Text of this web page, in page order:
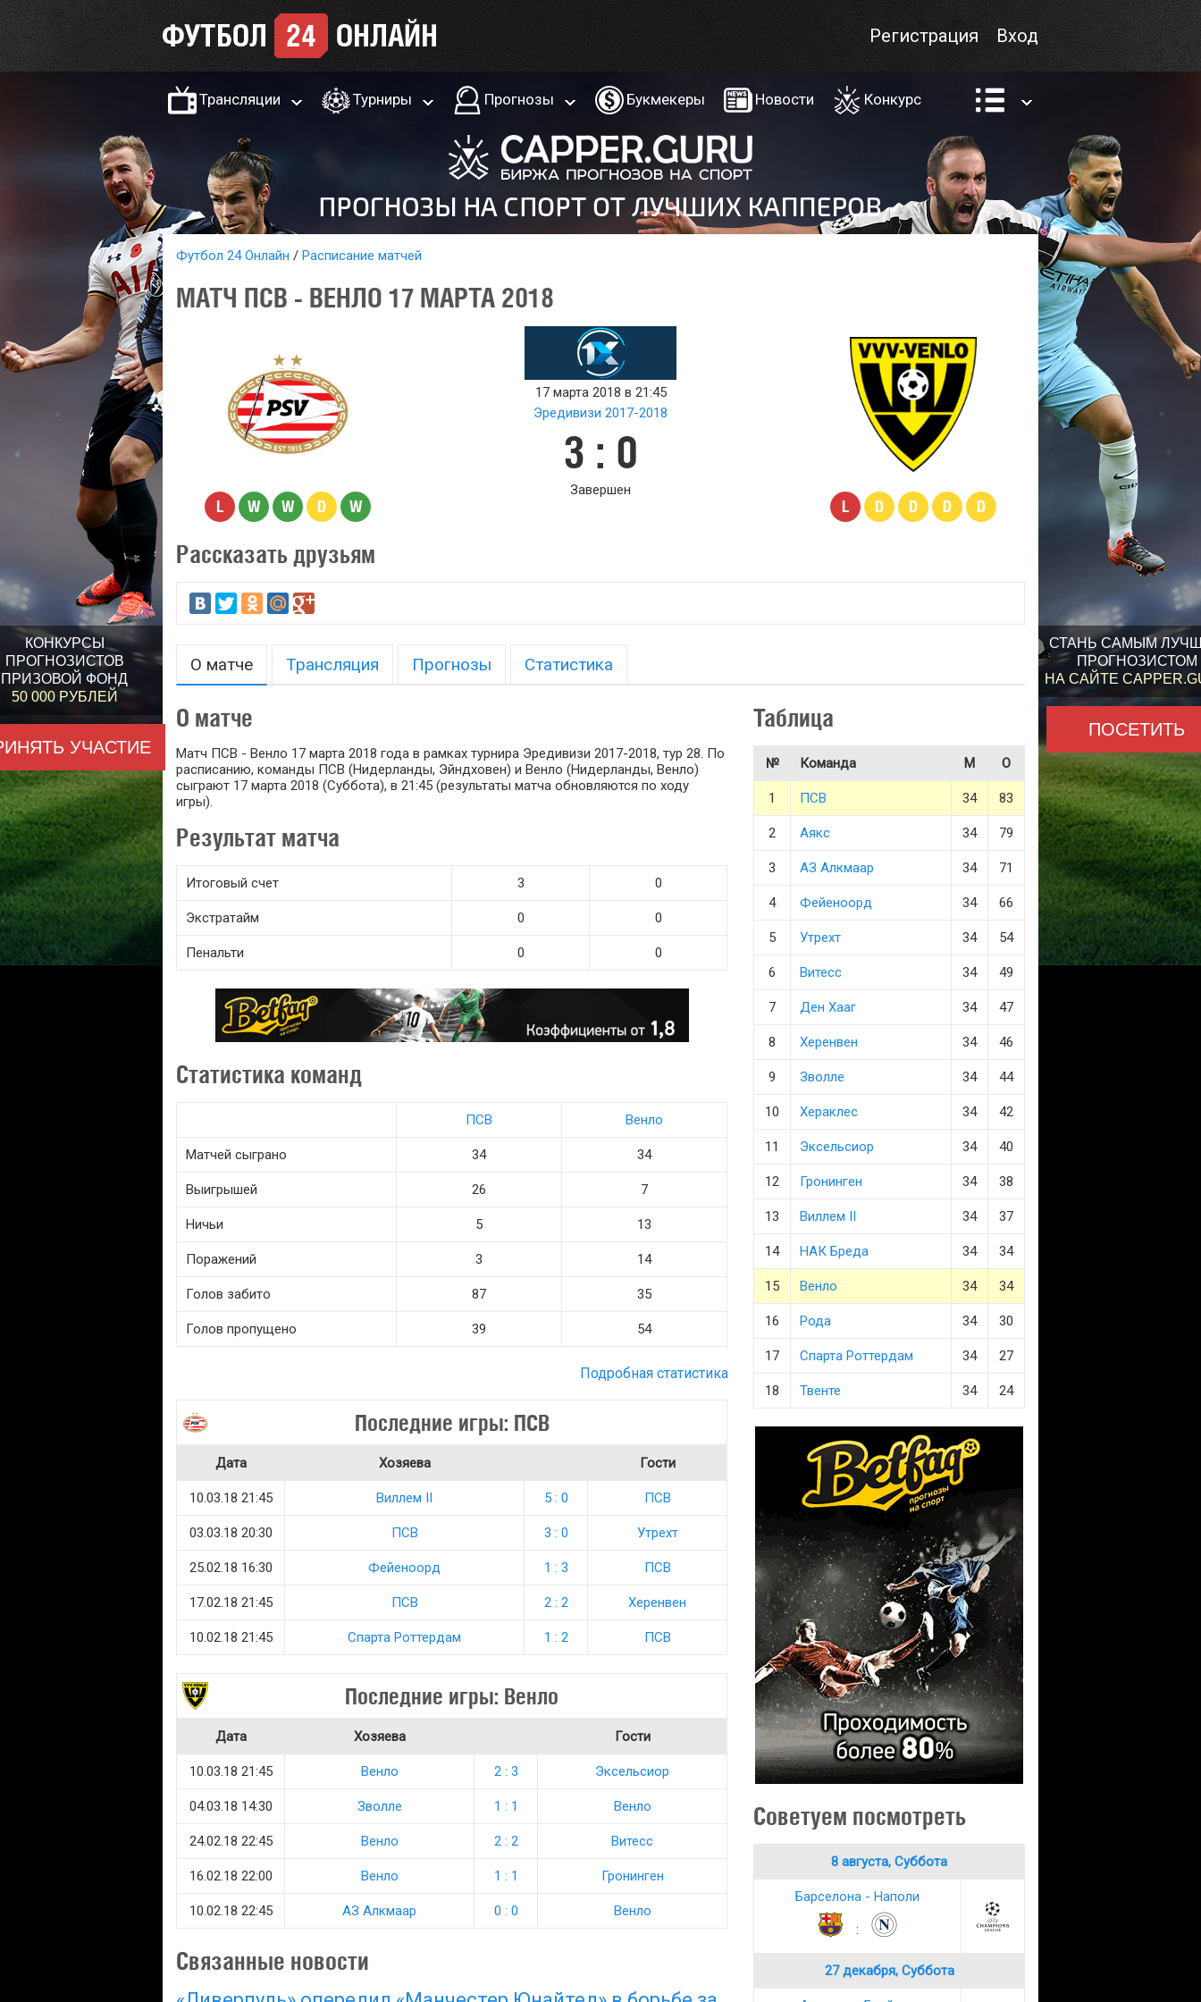
КОНКУРСЫ
ПРОГНОЗИСТОВ
ПРИЗОВОЙ ФОНД
50 000 РУБЛЕЙ
УЧАСТИЕ
СТАНЬ САМЫМ
ПРОГНОЗИСТОМ
НА САЙТЕ
ПОСЕТИТЬ
Вход
Регистрация
Трансляции Турниры Прогнозы Букмекеры Новости Конкурс
Футбол 24 Онлайн Расписание матчей
МАТЧ ПСВ - ВЕНЛО 17 МАРТА 2018
L W W D W
17 марта 2018 в 21:45
Эредивизи 2017-2018
3 : 0
Завершен
L D D D D
Рассказать друзьям
О матче Трансляция Прогнозы Статистика
О матче
Матч ПСВ - Венло 17 марта 2018 года в рамках турнира Эредивизи 2017-2018, тур 28. По
расписанию, команды ПСВ (Нидерланды, Эйндховен) и Венло (Нидерланды, Венло)
сыграют 17 марта 2018 (Суббота), в 21:45 (результаты матча обновляются по ходу
игры).
Результат матча
Итоговый счет 3 0
Экстратайм 0 0
Пенальти 0 0
Статистика команд
ПСВ Венло
Матчей сыграно 34 34
Выигрышей 26 7
Ничьи 5 13
Поражений 3 14
Голов забито 87 35
Голов пропущено 39 54
Подробная статистика
Последние игры: ПСВ
Дата Хозяева Гости
10.03.18 21:45 Виллем II 5 : 0 ПСВ
03.03.18 20:30 ПСВ 3 : 0 Утрехт
25.02.18 16:30 Фейеноорд 1 : 3 ПСВ
17.02.18 21:45 ПСВ 2 : 2 Херенвен
10.02.18 21:45 Спарта Роттердам 1 : 2 ПСВ
Последние игры: Венло
Дата Хозяева Гости
10.03.18 21:45 Венло 2 : 3 Эксельсиор
04.03.18 14:30 Зволле 1 : 1 Венло
24.02.18 22:45 Венло 2 : 2 Витесс
16.02.18 22:00 Венло 1 : 1 Гронинген
10.02.18 22:45 АЗ Алкмаар 0 : 0 Венло
Связанные новости
Таблица
№ Команда М О
1 ПСВ 34 83
2 Аякс 34 79
3 АЗ Алкмаар 34 71
4 Фейеноорд 34 66
5 Утрехт 34 54
6 Витесс 34 49
7 Ден Хааг 34 47
8 Херенвен 34 46
9 Зволле 34 44
10 Хераклес 34 42
11 Эксельсиор 34 40
12 Гронинген 34 38
13 Виллем II 34 37
14 НАК Бреда 34 34
15 Венло 34 34
16 Рода 34 30
17 Спарта Роттердам 34 27
18 Твенте 34 24
Советуем посмотреть
8 августа, Суббота
Барселона - Наполи
:
27 декабря, Суббота